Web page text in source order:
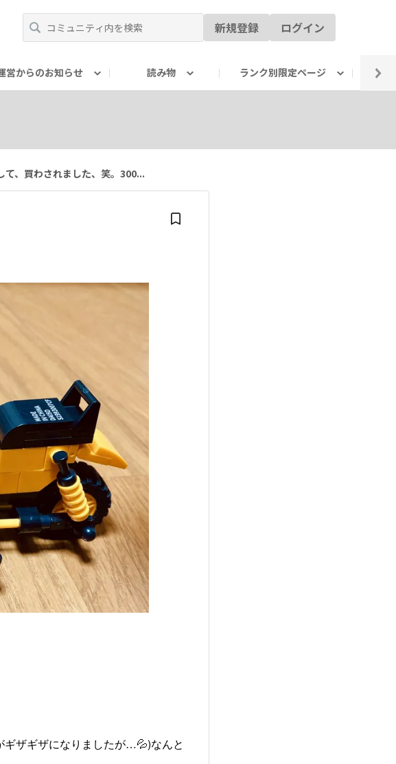
新規登録 ログイン
営からのお知らせ 読み物 ランク別限定ページ
、買わされました、笑。300...
ザギザになりましたが…💦)なんと